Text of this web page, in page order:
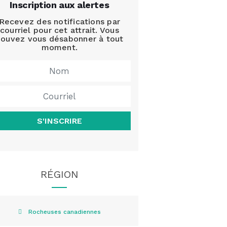
Inscription aux alertes
des notifications par
courriel pour cet attrait. Vous
vous désabonner à tout
moment.
S'INSCRIRE
RÉGION
Rocheuses canadiennes